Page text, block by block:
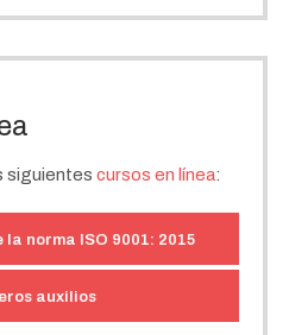
siguientes cursos en línea:
norma ISO 9001: 2015
auxilios